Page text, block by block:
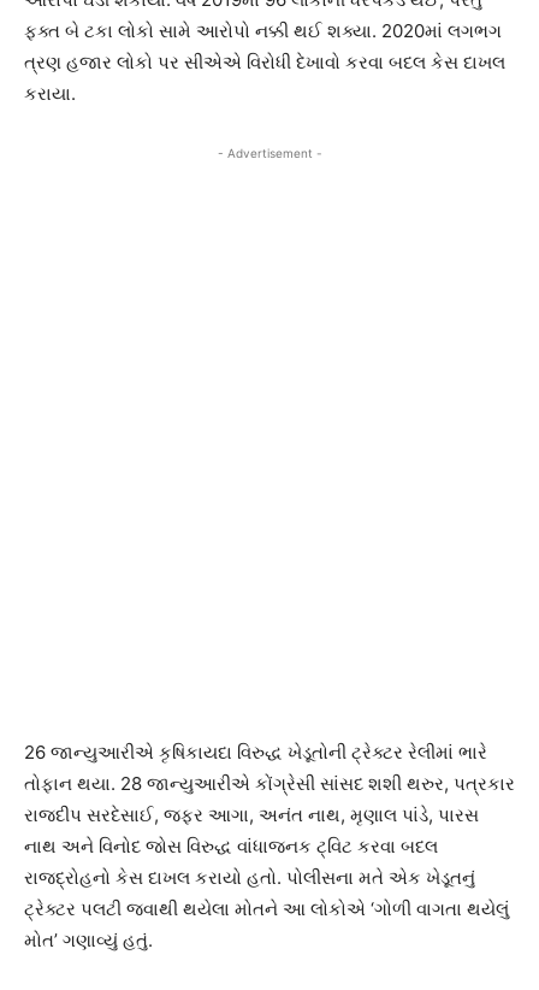
ફક્ત બે ટકા લોકો સામે આરોપો નક્કી થઈ શક્યા. 2020માં લગભગ
ત્રણ હજાર લોકો પર સીએએ વિરોધી દેખાવો કરવા બદલ કેસ દાખલ
કરાયા.
- Advertisement -
26 જાન્યુઆરીએ કૃષિકાયદા વિરુદ્ધ ખેડૂતોની ટ્રેક્ટર રેલીમાં ભારે
તોફાન થયા. 28 જાન્યુઆરીએ કોંગ્રેસી સાંસદ શશી થરુર, પત્રકાર
રાજદીપ સરદેસાઈ, જફર આગા, અનંત નાથ, મૃણાલ પાંડે, પારસ
નાથ અને વિનોદ જોસ વિરુદ્ધ વાંધાજનક ટ્વિટ કરવા બદલ
રાજદ્રોહનો કેસ દાખલ કરાયો હતો. પોલીસના મતે એક ખેડૂતનું
ટ્રેક્ટર પલટી જવાથી થયેલા મોતને આ લોકોએ ‘ગોળી વાગતા થયેલું
મોત’ ગણાવ્યું હતું.